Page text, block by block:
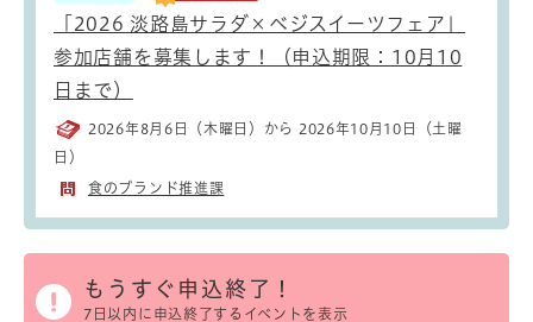
「2026 淡路島サラダ×ベジスイーツフェア」
参加店舗を募集します！（申込期限：10月10
日まで）
2026年8月6日（木曜日）から 2026年10月10日（土曜
日）
食のブランド推進課
もうすぐ申込終了！
7日以内に申込終了するイベントを表示